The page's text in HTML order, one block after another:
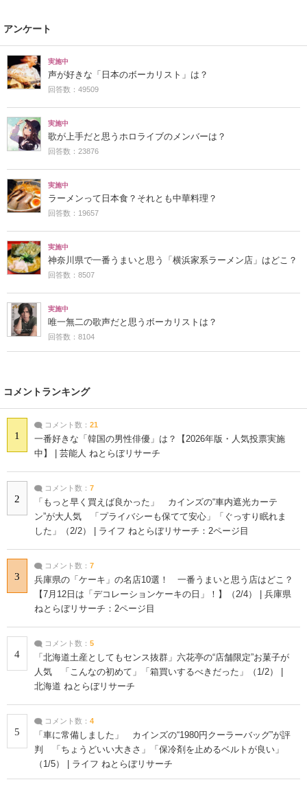
アンケート
実施中
声が好きな「日本のボーカリスト」は？
回答数：49509
実施中
歌が上手だと思うホロライブのメンバーは？
回答数：23876
実施中
ラーメンって日本食？それとも中華料理？
回答数：19657
実施中
神奈川県で一番うまいと思う「横浜家系ラーメン店」はどこ？
回答数：8507
実施中
唯一無二の歌声だと思うボーカリストは？
回答数：8104
コメントランキング
1
コメント数： 21
一番好きな「韓国の男性俳優」は？【2026年版・人気投票実施
中】 | 芸能人 ねとらぼリサーチ
2
コメント数： 7
「もっと早く買えば良かった」 カインズの“車内遮光カーテ
ン”が大人気 「プライバシーも保てて安心」「ぐっすり眠れま
した」（2/2） | ライフ ねとらぼリサーチ：2ページ目
3
コメント数： 7
兵庫県の「ケーキ」の名店10選！ 一番うまいと思う店はどこ？
【7月12日は「デコレーションケーキの日」！】（2/4） | 兵庫県
ねとらぼリサーチ：2ページ目
4
コメント数： 5
「北海道土産としてもセンス抜群」六花亭の“店舗限定”お菓子が
人気 「こんなの初めて」「箱買いするべきだった」（1/2） |
北海道 ねとらぼリサーチ
5
コメント数： 4
「車に常備しました」 カインズの“1980円クーラーバッグ”が評
判 「ちょうどいい大きさ」「保冷剤を止めるベルトが良い」
（1/5） | ライフ ねとらぼリサーチ